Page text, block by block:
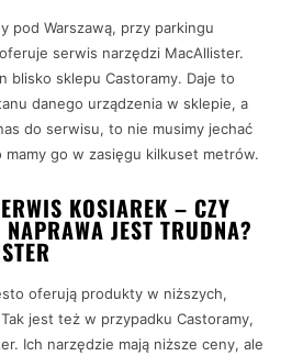
pod Warszawą, przy parkingu
serwis narzędzi MacAllister.
blisko sklepu Castoramy. Daje to
danego urządzenia w sklepie, a
do serwisu, to nie musimy jechać
mamy go w zasięgu kilkuset metrów.
KOSIAREK – CZY
JEST TRUDNA?
oferują produkty w niższych,
jest też w przypadku Castoramy,
Ich narzędzie mają niższe ceny, ale